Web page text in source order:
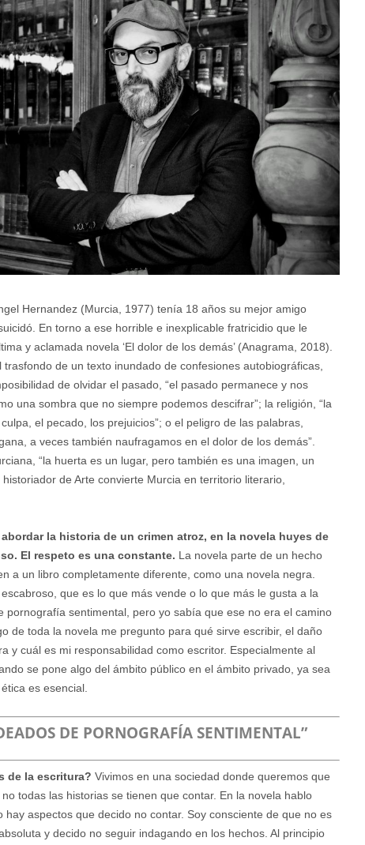
Hernandez (Murcia, 1977) tenía 18 años su mejor amigo
En torno a ese horrible e inexplicable fratricidio que le
y aclamada novela ‘El dolor de los demás’ (Anagrama, 2018).
de un texto inundado de confesiones autobiográficas,
de olvidar el pasado, “el pasado permanece y nos
una sombra que no siempre podemos descifrar”; la religión, “la
el pecado, los prejuicios”; o el peligro de las palabras,
a veces también naufragamos en el dolor de los demás”.
“la huerta es un lugar, pero también es una imagen, un
de Arte convierte Murcia en territorio literario,
la historia de un crimen atroz, en la novela huyes de
El respeto es una constante. La novela parte de un hecho
a un libro completamente diferente, como una novela negra.
que es lo que más vende o lo que más le gusta a la
pornografía sentimental, pero yo sabía que ese no era el camino
de toda la novela me pregunto para qué sirve escribir, el daño
y cuál es mi responsabilidad como escritor. Especialmente al
se pone algo del ámbito público en el ámbito privado, ya sea
es esencial.
DE PORNOGRAFÍA SENTIMENTAL”
de la escritura? Vivimos en una sociedad donde queremos que
todas las historias se tienen que contar. En la novela hablo
hay aspectos que decido no contar. Soy consciente de que no es
y decido no seguir indagando en los hechos. Al principio